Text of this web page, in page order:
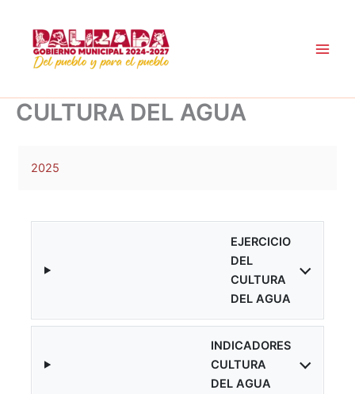
contenido
CULTURA DEL AGUA
2025
EJERCICIO
DEL
CULTURA
DEL AGUA
INDICADORES
CULTURA
DEL AGUA